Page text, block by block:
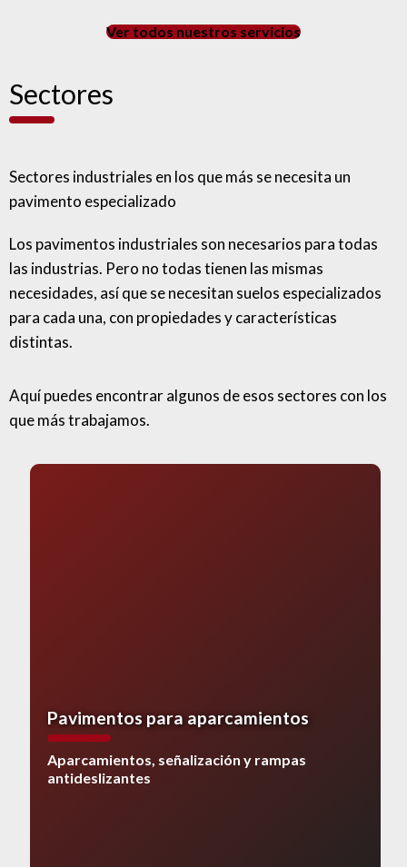
Ver todos nuestros servicios
Sectores
Sectores industriales en los que más se necesita un
pavimento especializado
Los pavimentos industriales son necesarios para todas
las industrias. Pero no todas tienen las mismas
necesidades, así que se necesitan suelos especializados
para cada una, con propiedades y características
distintas.
Aquí puedes encontrar algunos de esos sectores con los
que más trabajamos.
Pavimentos para aparcamientos
Aparcamientos, señalización y rampas
antideslizantes